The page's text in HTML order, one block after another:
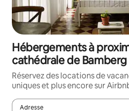
Hébergements à
cathédrale de Bamberg
Réservez des locations de
uniques et plus encore sur
Adresse